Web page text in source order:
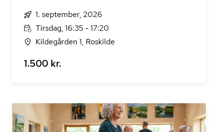
1. september, 2026
Tirsdag, 16:35 - 17:20
Kildegården 1, Roskilde
1.500 kr.